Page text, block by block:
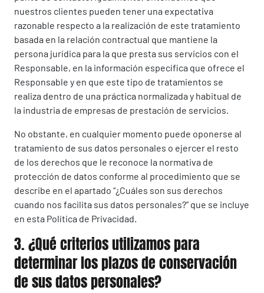
nuestros clientes pueden tener una expectativa
razonable respecto a la realización de este tratamiento
basada en la relación contractual que mantiene la
persona jurídica para la que presta sus servicios con el
Responsable, en la información específica que ofrece el
Responsable y en que este tipo de tratamientos se
realiza dentro de una práctica normalizada y habitual de
la industria de empresas de prestación de servicios.
No obstante, en cualquier momento puede oponerse al
tratamiento de sus datos personales o ejercer el resto
de los derechos que le reconoce la normativa de
protección de datos conforme al procedimiento que se
describe en el apartado “¿Cuáles son sus derechos
cuando nos facilita sus datos personales?” que se incluye
en esta Política de Privacidad.
3. ¿Qué criterios utilizamos para
determinar los plazos de conservación
de sus datos personales?